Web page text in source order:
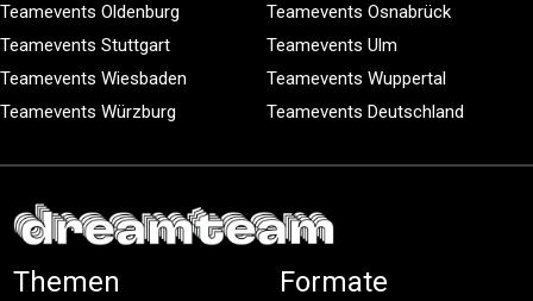
Teamevents Oldenburg
Teamevents Osnabrück
Teamevents Stuttgart
Teamevents Ulm
Teamevents Wiesbaden
Teamevents Wuppertal
Teamevents Würzburg
Teamevents Deutschland
Themen Formate